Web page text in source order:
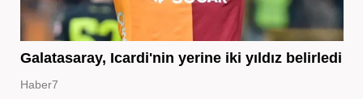
Galatasaray, Icardi'nin yerine iki yıldız belirledi
Haber7